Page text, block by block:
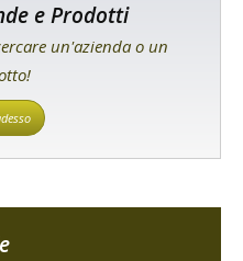
e Prodotti
un'azienda o un